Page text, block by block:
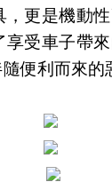
，更是機動
受車子帶來
便利而來